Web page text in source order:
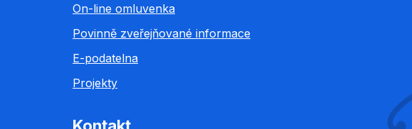
On-line omluvenka
Povinně zveřejňované informace
E-podatelna
Projekty
Kontakt